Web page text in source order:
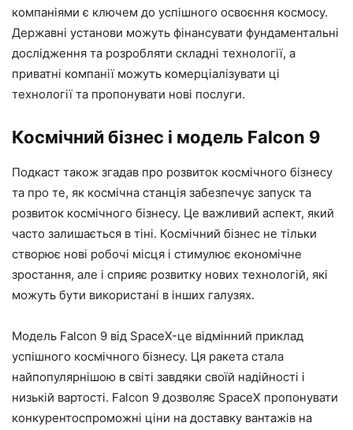
компаніями є ключем до успішного освоєння космосу.
Державні установи можуть фінансувати фундаментальні
дослідження та розробляти складні технології, а
приватні компанії можуть комерціалізувати ці
технології та пропонувати нові послуги.
Космічний бізнес і модель Falcon 9
Подкаст також згадав про розвиток космічного бізнесу
та про те, як космічна станція забезпечує запуск та
розвиток космічного бізнесу. Це важливий аспект, який
часто залишається в тіні. Космічний бізнес не тільки
створює нові робочі місця і стимулює економічне
зростання, але і сприяє розвитку нових технологій, які
можуть бути використані в інших галузях.
Модель Falcon 9 від SpaceX-це відмінний приклад
успішного космічного бізнесу. Ця ракета стала
найпопулярнішою в світі завдяки своїй надійності і
низькій вартості. Falcon 9 дозволяє SpaceX пропонувати
конкурентоспроможні ціни на доставку вантажів на